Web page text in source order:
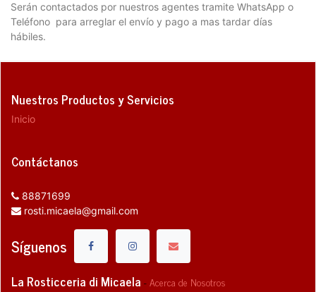
Serán contactados por nuestros agentes tramite WhatsApp o
Teléfono para arreglar el envío y pago a mas tardar días
hábiles.
Nuestros Productos y Servicios
Inicio
Contáctanos
88871699
rosti.micaela@gmail.com
Síguenos
La Rosticceria di Micaela -Acerca de Nosotros